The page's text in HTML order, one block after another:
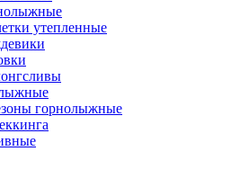
утепленные
горнолыжные